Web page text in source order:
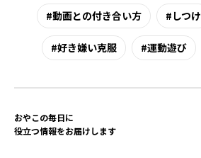
動画との付き合い方 しつけ
好き嫌い克服 運動遊び
おやこの毎日に
役立つ情報をお届けします